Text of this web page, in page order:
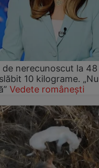
de nerecunoscut la
10 kilograme.
Vedete românești